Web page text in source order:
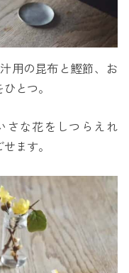
用の昆布と鰹節、お
とつ。
さな花をしつらえれ
ます。